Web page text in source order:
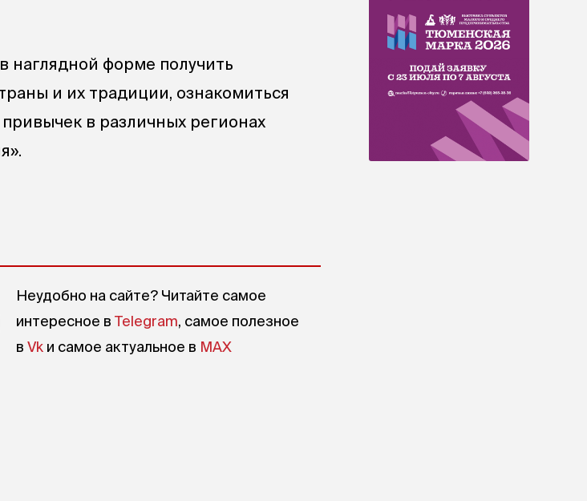
наглядной форме получить
и их традиции, ознакомиться
в различных регионах
Неудобно на сайте? Читайте самое
интересное в Telegram, самое полезное
в Vk и самое актуальное в MAX